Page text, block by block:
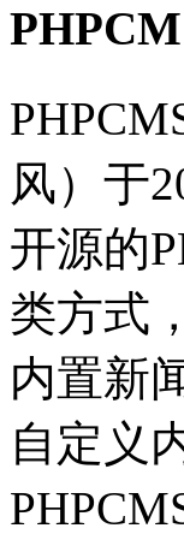
风）于
开源的
类方式
内置新
自定义